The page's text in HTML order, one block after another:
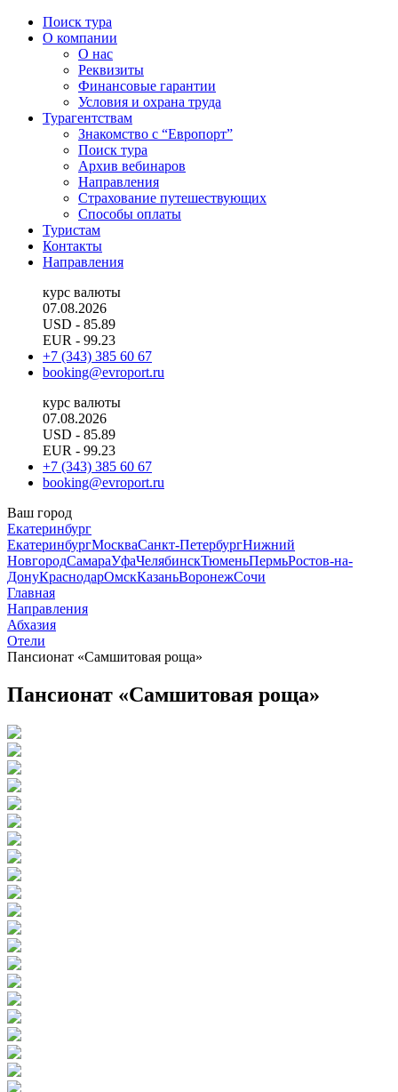
Поиск тура
О компании
О нас
Реквизиты
Финансовые гарантии
Условия и охрана труда
Турагентствам
Знакомство с “Европорт”
Поиск тура
Архив вебинаров
Направления
Страхование путешествующих
Способы оплаты
Туристам
Контакты
Направления
курс валюты
07.08.2026
USD - 85.89
EUR - 99.23
+7 (343) 385 60 67
booking@evroport.ru
курс валюты
07.08.2026
USD - 85.89
EUR - 99.23
+7 (343) 385 60 67
booking@evroport.ru
Ваш город
Екатеринбург
ЕкатеринбургМоскваСанкт-ПетербургНижний
НовгородСамараУфаЧелябинскТюменьПермьРостов-на-
ДонуКраснодарОмскКазаньВоронежСочи
Главная
Направления
Абхазия
Отели
Пансионат «Самшитовая роща»
Пансионат «Самшитовая роща»